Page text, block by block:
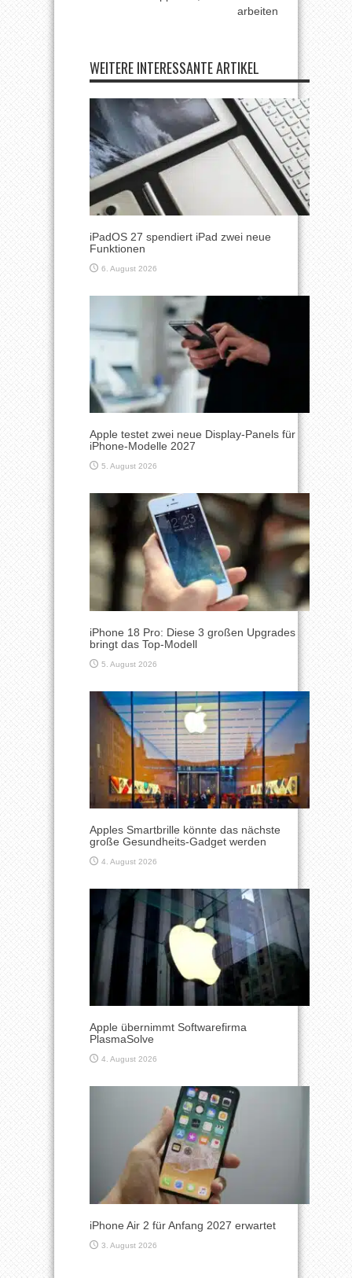
arbeiten
WEITERE INTERESSANTE ARTIKEL
iPadOS 27 spendiert iPad zwei neue
Funktionen
6. August 2026
Apple testet zwei neue Display-Panels für
iPhone-Modelle 2027
5. August 2026
iPhone 18 Pro: Diese 3 großen Upgrades
bringt das Top-Modell
5. August 2026
Apples Smartbrille könnte das nächste
große Gesundheits-Gadget werden
4. August 2026
Apple übernimmt Softwarefirma
PlasmaSolve
4. August 2026
iPhone Air 2 für Anfang 2027 erwartet
3. August 2026